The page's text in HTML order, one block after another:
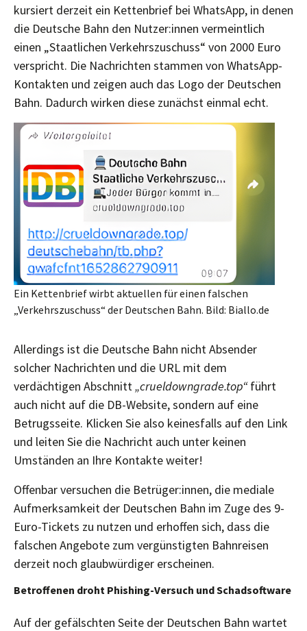
kursiert derzeit ein Kettenbrief bei WhatsApp, in denen
die Deutsche Bahn den Nutzer:innen vermeintlich
einen „Staatlichen Verkehrszuschuss“ von 2000 Euro
verspricht. Die Nachrichten stammen von WhatsApp-
Kontakten und zeigen auch das Logo der Deutschen
Bahn. Dadurch wirken diese zunächst einmal echt.
Ein Kettenbrief wirbt aktuellen für einen falschen
„Verkehrszuschuss“ der Deutschen Bahn. Bild: Biallo.de
Allerdings ist die Deutsche Bahn nicht Absender
solcher Nachrichten und die URL mit dem
verdächtigen Abschnitt„crueldowngrade.top“führt
auch nicht auf die DB-Website, sondern auf eine
Betrugsseite. Klicken Sie also keinesfalls auf den Link
und leiten Sie die Nachricht auch unter keinen
Umständen an Ihre Kontakte weiter!
Offenbar versuchen die Betrüger:innen, die mediale
Aufmerksamkeit der Deutschen Bahn im Zuge des 9-
Euro-Tickets zu nutzen und erhoffen sich, dass die
falschen Angebote zum vergünstigten Bahnreisen
derzeit noch glaubwürdiger erscheinen.
Betroffenen droht Phishing-Versuch und Schadsoftware
Auf der gefälschten Seite der Deutschen Bahn wartet